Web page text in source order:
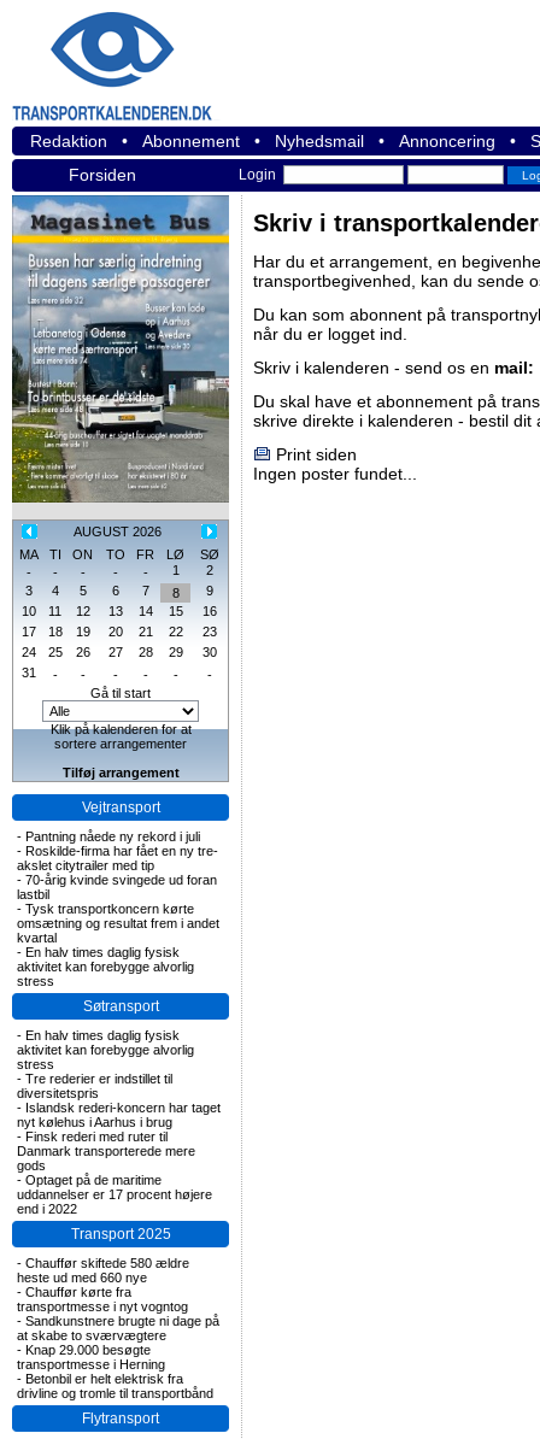
Redaktion • Abonnement • Nyhedsmail • Annoncering •
Forsiden
Login
AUGUST 2026
MA
TI ON TO FR LØ
SØ
-
- - - - 1
2
3
4 5 6 7 8
9
10
11 12 13 14 15
16
17
18 19 20 21 22
23
24
25 26 27 28 29
30
31
- - - - -
-
Gå til start
Klik på kalenderen for at
sortere arrangementer
Tilføj arrangement
Vejtransport
- Pantning nåede ny rekord i juli
- Roskilde-firma har fået en ny tre-
akslet citytrailer med tip
- 70-årig kvinde svingede ud foran
lastbil
- Tysk transportkoncern kørte
omsætning og resultat frem i andet
kvartal
- En halv times daglig fysisk
aktivitet kan forebygge alvorlig
stress
Søtransport
- En halv times daglig fysisk
aktivitet kan forebygge alvorlig
stress
- Tre rederier er indstillet til
diversitetspris
- Islandsk rederi-koncern har taget
nyt kølehus i Aarhus i brug
- Finsk rederi med ruter til
Danmark transporterede mere
gods
- Optaget på de maritime
uddannelser er 17 procent højere
end i 2022
Transport 2025
- Chauffør skiftede 580 ældre
heste ud med 660 nye
- Chauffør kørte fra
transportmesse i nyt vogntog
- Sandkunstnere brugte ni dage på
at skabe to sværvægtere
- Knap 29.000 besøgte
transportmesse i Herning
- Betonbil er helt elektrisk fra
drivline og tromle til transportbånd
Flytransport
Skriv i
Har du et arrangement, en
transportbegivenhed, kan du sende
Du kan som abonnent på
når du er logget ind.
Skriv i kalenderen - send os en mail:
Du skal have et abonnement på
skrive direkte i kalenderen - bestil dit
Print siden
Ingen poster fundet...